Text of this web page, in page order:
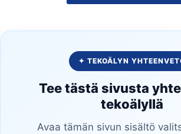
✦ TEKOÄLYN
Tee tästä sivusta
tekoälyllä
Avaa tämän sivun sisältö